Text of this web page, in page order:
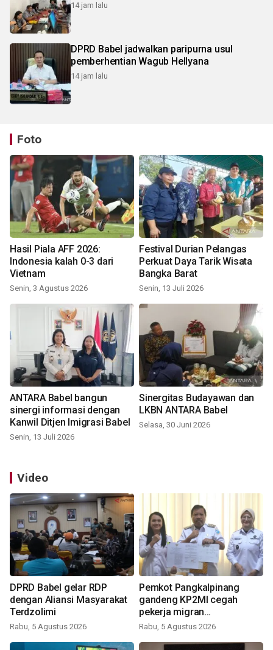
14 jam lalu
DPRD Babel jadwalkan paripurna usul
pemberhentian Wagub Hellyana
14 jam lalu
Foto
Hasil Piala AFF 2026:
Indonesia kalah 0-3 dari
Vietnam
Senin, 3 Agustus 2026
Festival Durian Pelangas
Perkuat Daya Tarik Wisata
Bangka Barat
Senin, 13 Juli 2026
ANTARA Babel bangun
sinergi informasi dengan
Kanwil Ditjen Imigrasi Babel
Senin, 13 Juli 2026
Sinergitas Budayawan dan
LKBN ANTARA Babel
Selasa, 30 Juni 2026
Video
DPRD Babel gelar RDP
dengan Aliansi Masyarakat
Terdzolimi
Rabu, 5 Agustus 2026
Pemkot Pangkalpinang
gandeng KP2MI cegah
pekerja migran
nonprosedural
Rabu, 5 Agustus 2026